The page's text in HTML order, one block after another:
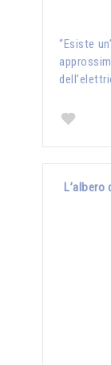
“Esiste
L’albero